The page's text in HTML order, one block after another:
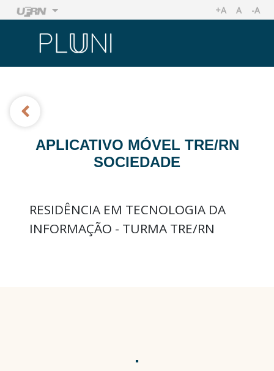
Ir
Ir
+AAUMENTAR
A -A
APLICATIVO MÓVEL TRE/RN
SOCIEDADE
RESIDÊNCIA EM TECNOLOGIA DA
INFORMAÇÃO - TURMA TRE/RN
.